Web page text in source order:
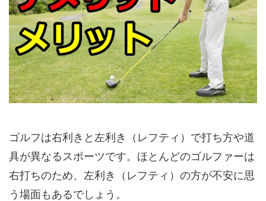
ゴルフは右利きと左利き（レフティ）で打ち方や道
具が異なるスポーツです。ほとんどのゴルファーは
右打ちのため、左利き（レフティ）の方が不安に思
う場面もあるでしょう。